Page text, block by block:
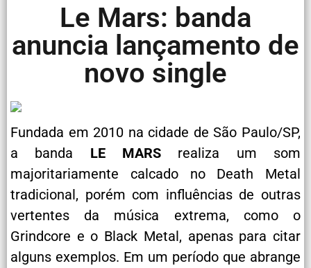
Le Mars: banda
anuncia lançamento de
novo single
Fundada em 2010 na cidade de São Paulo/SP,
a banda LE MARS realiza um som
majoritariamente calcado no Death Metal
tradicional, porém com influências de outras
vertentes da música extrema, como o
Grindcore e o Black Metal, apenas para citar
alguns exemplos. Em um período que abrange